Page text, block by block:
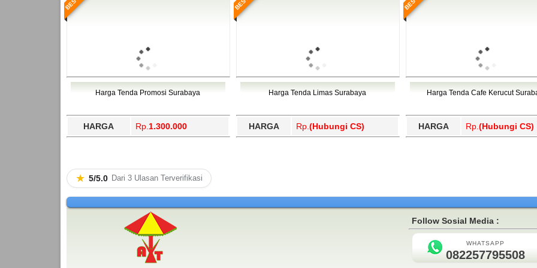
Harga Tenda Promosi Surabaya
HARGA Rp. 1.300.000
Harga Tenda Limas Surabaya
HARGA Rp. (Hubungi CS)
Harga Tenda Cafe Kerucut
HARGA Rp. (Hubungi CS)
★ 5/5.0 Dari 3 Ulasan Terverifikasi
Follow Sosial Media :
WHATSAPP
082257795508